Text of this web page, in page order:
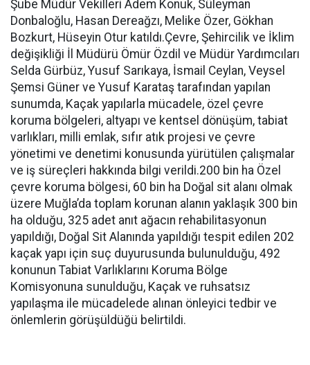
Şube Müdür Vekilleri Adem Konuk, Süleyman
Donbaloğlu, Hasan Dereağzı, Melike Özer, Gökhan
Bozkurt, Hüseyin Otur katıldı.Çevre, Şehircilik ve İklim
değişikliği İl Müdürü Ömür Özdil ve Müdür Yardımcıları
Selda Gürbüz, Yusuf Sarıkaya, İsmail Ceylan, Veysel
Şemsi Güner ve Yusuf Karataş tarafından yapılan
sunumda, Kaçak yapılarla mücadele, özel çevre
koruma bölgeleri, altyapı ve kentsel dönüşüm, tabiat
varlıkları, milli emlak, sıfır atık projesi ve çevre
yönetimi ve denetimi konusunda yürütülen çalışmalar
ve iş süreçleri hakkında bilgi verildi.200 bin ha Özel
çevre koruma bölgesi, 60 bin ha Doğal sit alanı olmak
üzere Muğla’da toplam korunan alanın yaklaşık 300 bin
ha olduğu, 325 adet anıt ağacın rehabilitasyonun
yapıldığı, Doğal Sit Alanında yapıldığı tespit edilen 202
kaçak yapı için suç duyurusunda bulunulduğu, 492
konunun Tabiat Varlıklarını Koruma Bölge
Komisyonuna sunulduğu, Kaçak ve ruhsatsız
yapılaşma ile mücadelede alınan önleyici tedbir ve
önlemlerin görüşüldüğü belirtildi.